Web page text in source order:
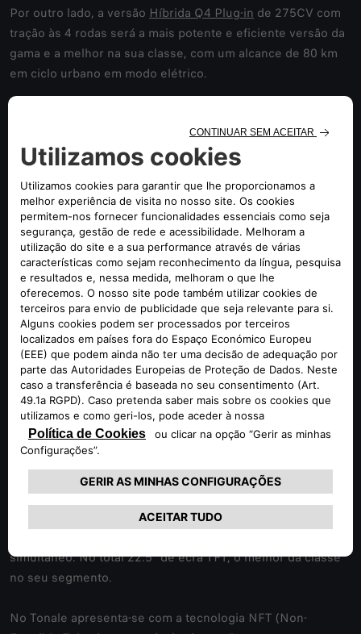
Por outro lado, a versão Híbrida Q4 Plug-in de 275CV com
tração às 4 rodas será a mais potente e eficiente versão da
gama e a melhor na sua classe, com um alcance de 80 km
em ciclo urbano em modo elétrico.
todos os verdadeiros Alfa Romeo e que está bem presente
no Tonale. A distribuição perfeita de peso, garante uma
a mais direta do segmento (13.6) e é o único carro a
incorporar o sistema de travagem integrada, um sistema
que garante uma reposta instantânea e gere a travagem
regenerativa. É também único pela inclusão do sistema de
travagem com 4 pinças da Brembo. Tem ainda uma
suspensão independente MacPherson, com amortecimento
seletivo de frequência (FSD), tração às 4 rodas que lhe dá
uma condução segura e sem precedentes e diferencial
eletrónico autoblocante para uma máxima tração.
O software e conectividade foram desenhados para
aumentar a experiência de condução. Na versão de série, o
Tonale vem com um novo sistema de infoentretenimento,
com sistema operativo Android personalizável e com
conetividade 4G permitindo atualizações Over-the-Air
(OTA). O painel de instrumentos de 12.3” e o rádio
touchscreen de 10.25”, são o interface sofisticado e
simultâneo. No total 22.5” de ecrã TFT, o melhor da classe
no seu segmento.
No Tonale apresenta-se com a tecnologia NFT (Non-